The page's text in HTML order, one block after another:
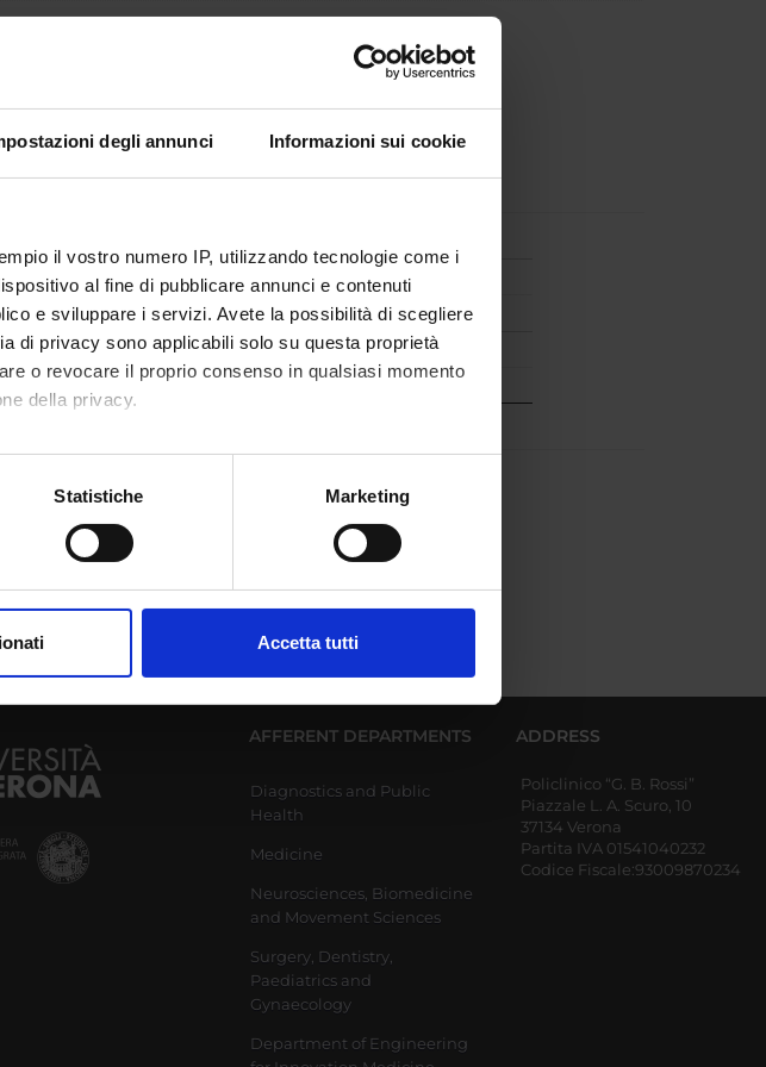
degli annunci Informazioni sui cookie
il vostro numero IP, utilizzando tecnologie come i
al fine di pubblicare annunci e contenuti
e sviluppare i servizi. Avete la possibilità di scegliere
di privacy sono applicabili solo su questa proprietà
o revocare il proprio consenso in qualsiasi momento
della privacy.
un'approssimazione di qualche metro,
sui cookie.
Statistiche Marketing
Accetta tutti
l'anno accademico 2015/2016 non è disponibile.
AFFERENT DEPARTMENTS
Diagnostics and Public
Health
Medicine
Neurosciences, Biomedicine
and Movement Sciences
Surgery, Dentistry,
Paediatrics and
Gynaecology
Department of Engineering
ADDRESS
Policlinico “G. B. Rossi”
Piazzale L. A. Scuro, 10
37134 Verona
Partita IVA 01541040232
Codice Fiscale:93009870234